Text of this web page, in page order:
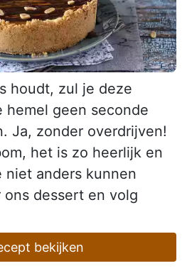
houdt, zul je deze
hemel geen seconde
Ja, zonder overdrijven!
het is zo heerlijk en
niet anders kunnen
dessert en volg
bekijken